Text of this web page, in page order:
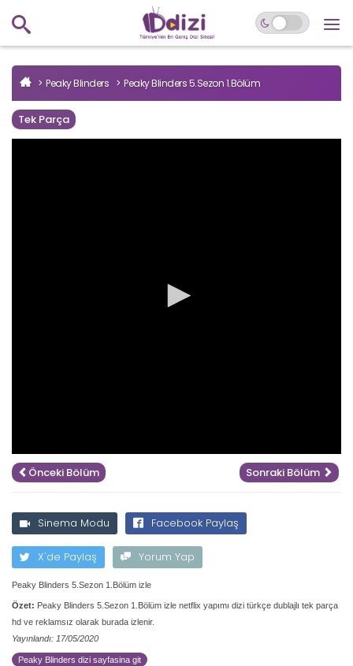
Peaky Blinders Peaky Blinders 5.Sezon 1.Bölüm
Tek Parça
Önceki Bölüm Sonraki Bölüm
Sinema Modu Facebook Paylaş
X'de Paylaş Yorum Yap
Peaky Blinders 5.Sezon 1.Bölüm izle
Özet: Peaky Blinders 5.Sezon 1.Bölüm izle netflix yapımı dizi türkçe dublajlı tek parça
hd ve reklamsız olarak burada izlenir.
Yayınlandı: 17/05/2020
Peaky Blinders dizi sayfasina git